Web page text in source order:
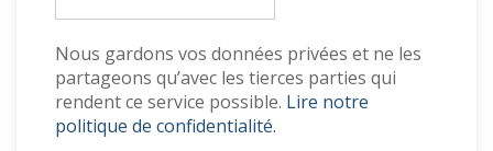
Nous gardons vos données privées et ne les
partageons qu’avec les tierces parties qui
rendent ce service possible. Lire notre
politique de confidentialité.